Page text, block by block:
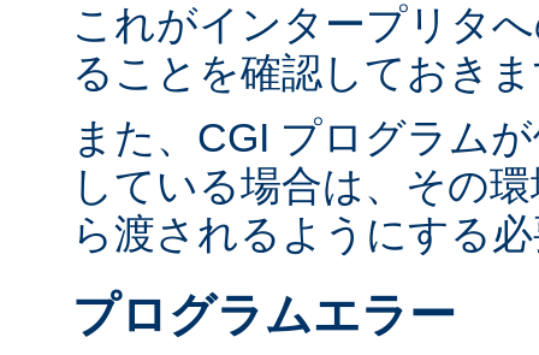
これがインタープリタ
ることを確認しておき
また、CGI プログラム
している場合は、その
ら渡されるようにする
プログラムエラー